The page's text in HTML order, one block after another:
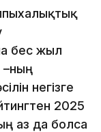
бес жыл
–ның
негізге
2025
аз да болса